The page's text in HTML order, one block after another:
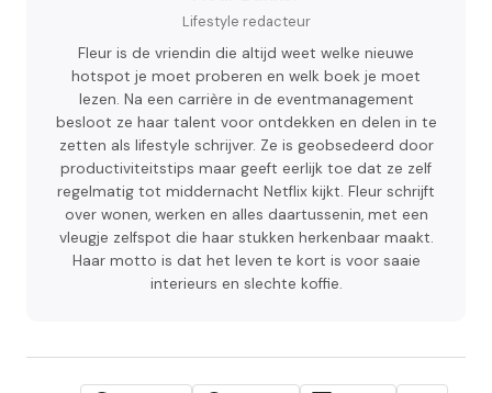
Lifestyle redacteur
Fleur is de vriendin die altijd weet welke nieuwe
hotspot je moet proberen en welk boek je moet
lezen. Na een carrière in de eventmanagement
besloot ze haar talent voor ontdekken en delen in te
zetten als lifestyle schrijver. Ze is geobsedeerd door
productiviteitstips maar geeft eerlijk toe dat ze zelf
regelmatig tot middernacht Netflix kijkt. Fleur schrijft
over wonen, werken en alles daartussenin, met een
vleugje zelfspot die haar stukken herkenbaar maakt.
Haar motto is dat het leven te kort is voor saaie
interieurs en slechte koffie.